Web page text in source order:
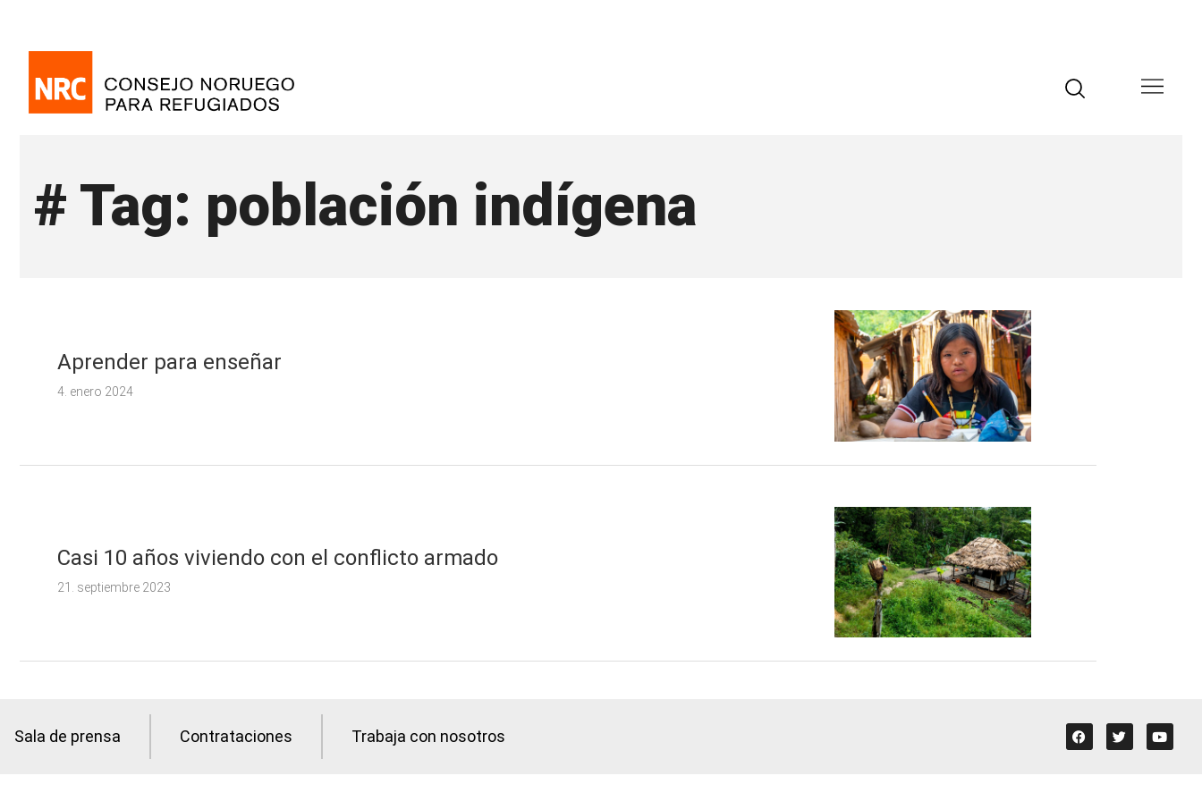
# Tag: población indígena
Aprender para enseñar
4. enero 2024
Casi 10 años viviendo con el conflicto armado
21. septiembre 2023
Sala de prensa Contrataciones Trabaja con nosotros